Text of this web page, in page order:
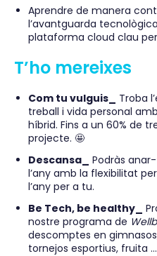
Aprendre de manera
l’avantguarda
plataforma cloud clau
T’ho mereixes
Com tu vulguis_
Troba
treball i vida personal
híbrid. Fins a un 60% de
projecte. 🤩
Descansa_
Podràs
l’any amb la flexibilitat
l’any per a tu.
Be Tech, be healthy_
nostre programa de
descomptes en
tornejos esportius, fruita …